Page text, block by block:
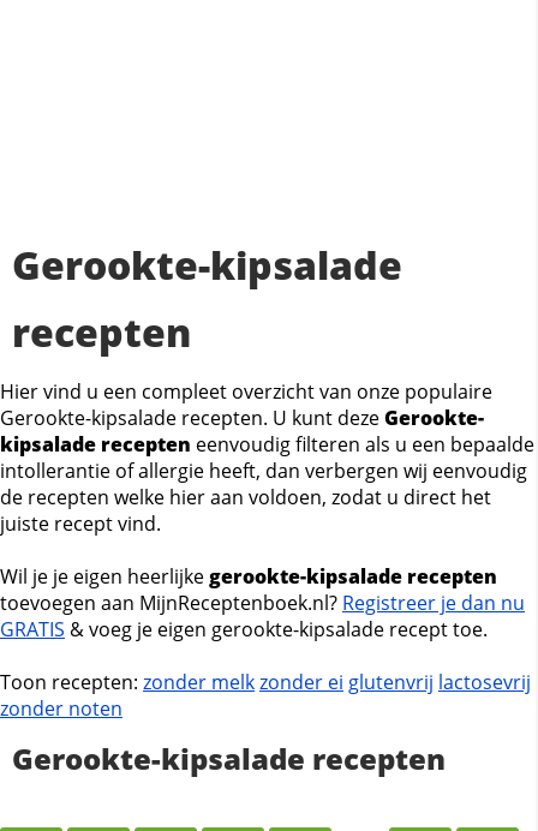
Gerookte-kipsalade
recepten
Hier vind u een compleet overzicht van onze populaire
Gerookte-kipsalade recepten. U kunt dezeGerookte-
kipsalade recepten eenvoudig filteren als u een bepaalde
intollerantie of allergie heeft, dan verbergen wij eenvoudig
de recepten welke hier aan voldoen, zodat u direct het
juiste recept vind.
Wil je je eigen heerlijkegerookte-kipsalade recepten
toevoegen aan MijnReceptenboek.nl? Registreer je dan nu
GRATIS & voeg je eigen gerookte-kipsalade recept toe.
Toon recepten: zonder melkzonder ei glutenvrij lactosevrij
zonder noten
Gerookte-kipsalade recepten